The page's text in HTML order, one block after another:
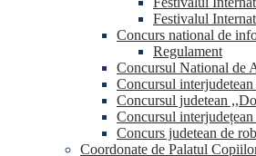
Festivalul
Concurs national de
Regulament
Concursul National de
Concursul
Concursul judetean
Concursul
Concurs judetean de
Coordonate de Palatul